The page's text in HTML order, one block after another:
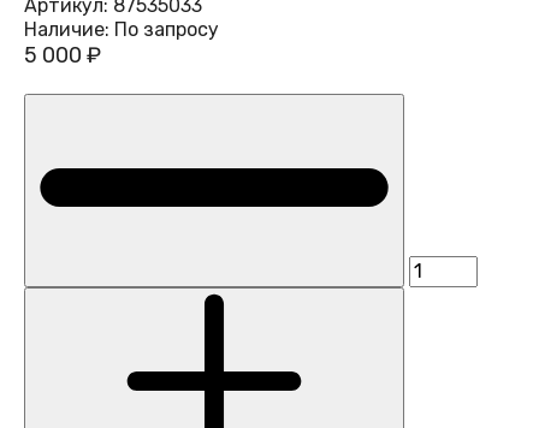
Артикул: 87535033
Наличие: По запросу
5 000 ₽